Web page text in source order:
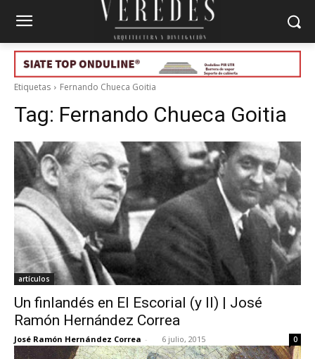
Etiquetas Fernando Chueca Goitia
Tag: Fernando Chueca Goitia
artículos
Un finlandés en El Escorial (y II) | José
Ramón Hernández Correa
José Ramón Hernández Correa - 6 julio, 2015 0